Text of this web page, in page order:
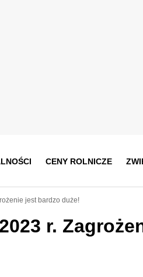
CENY ROLNICZE
jest bardzo duże!
r.